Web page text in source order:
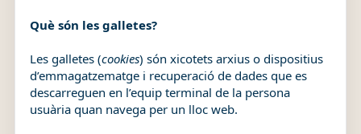
Què són les galletes?
Les galletes (cookies) són xicotets arxius o dispositius
d’emmagatzematge i recuperació de dades que es
descarreguen en l’equip terminal de la persona
usuària quan navega per un lloc web.